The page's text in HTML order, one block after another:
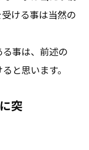
ける事は当然の
事は、前述の
と思います。
突